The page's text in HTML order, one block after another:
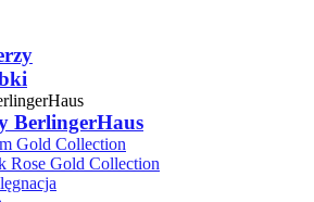
BerlingerHaus
Gold Collection
Rose Gold Collection